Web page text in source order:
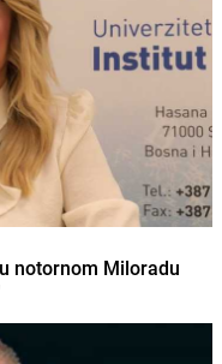
notornom Miloradu